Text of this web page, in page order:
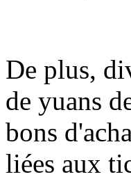
De plus,
de yuans
bons
liées aux